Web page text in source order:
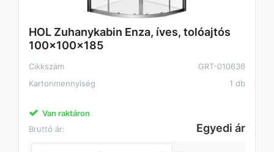
HOL Zuhanykabin Enza, íves, tolóajtós
100x100x185
Cikkszám
GRT-010636
Kartonmennyiség
1 db
Van raktáron
Bruttó ár:
Egyedi ár